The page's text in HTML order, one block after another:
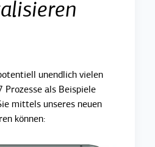
unendlich vielen
Prozesse als Beispiele
mittels unseres neuen
können: